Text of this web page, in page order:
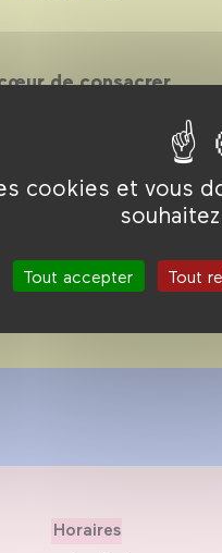
cookies et vous
Tout accepter Tout
de consacrer
collection
les œuvres des
la
sur grand écran
classiques à la
Horaires